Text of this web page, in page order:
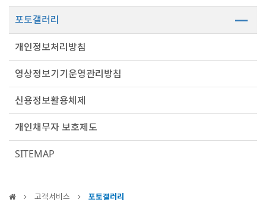
포토갤러리
개인정보처리방침
영상정보기기운영관리방침
신용정보활용체제
개인채무자 보호제도
SITEMAP
고객서비스 포토갤러리